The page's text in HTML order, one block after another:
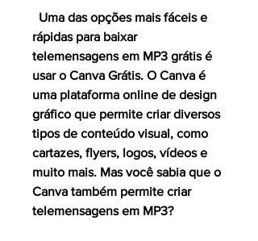
rápidas para baixar
telemensagens em MP3 grátis é
usar o Canva Grátis. O Canva é
uma plataforma online de design
gráfico que permite criar diversos
tipos de conteúdo visual, como
cartazes, flyers, logos, vídeos e
muito mais. Mas você sabia que o
Canva também permite criar
telemensagens em MP3?